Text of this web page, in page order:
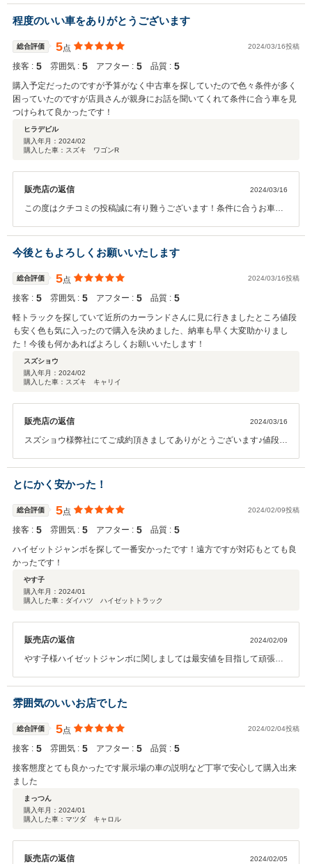
い(^^♪
程度のいい車をありがとうございます
総合評価 5点 2024/03/16投稿
接客 : 5 雰囲気 : 5 アフター : 5 品質 : 5
購入予定だったのですが予算がなく中古車を探していたので色々条件が多く
困っていたのですが店員さんが親身にお話を聞いてくれて条件に合う車を見
つけられて良かったです！
ヒラデビル
購入年月： 2024/02
購入した車：スズキ ワゴンR
販売店の返信 2024/03/16
この度はクチコミの投稿誠に有り難うございます！条件に合うお車を
相談下さい(^^♪
今後ともよろしくお願いいたします
総合評価 5点 2024/03/16投稿
接客 : 5 雰囲気 : 5 アフター : 5 品質 : 5
軽トラックを探していて近所のカーランドさんに見に行きましたところ値段
も安く色も気に入ったので購入を決めました、納車も早く大変助かりまし
た！今後も何かあればよろしくお願いいたします！
スズショウ
購入年月： 2024/02
購入した車：スズキ キャリイ
販売店の返信 2024/03/16
スズショウ様弊社にてご成約頂きましてありがとうございます♪値段な
上げます(^^♪
とにかく安かった！
総合評価 5点 2024/02/09投稿
接客 : 5 雰囲気 : 5 アフター : 5 品質 : 5
ハイゼットジャンボを探して一番安かったです！遠方ですが対応もとても良
かったです！
やす子
購入年月： 2024/01
購入した車：ダイハツ ハイゼットトラック
販売店の返信 2024/02/09
やす子様ハイゼットジャンボに関しましては最安値を目指して頑張っ
す！対応も良かったとの事で嬉しく思います(^^♪今後とも何か御座い
ましたらお気軽にご連絡下さい♪
雰囲気のいいお店でした
総合評価 5点 2024/02/04投稿
接客 : 5 雰囲気 : 5 アフター : 5 品質 : 5
接客態度とても良かったです展示場の車の説明など丁寧で安心して購入出来
ました
まっつん
購入年月： 2024/01
購入した車：マツダ キャロル
販売店の返信 2024/02/05